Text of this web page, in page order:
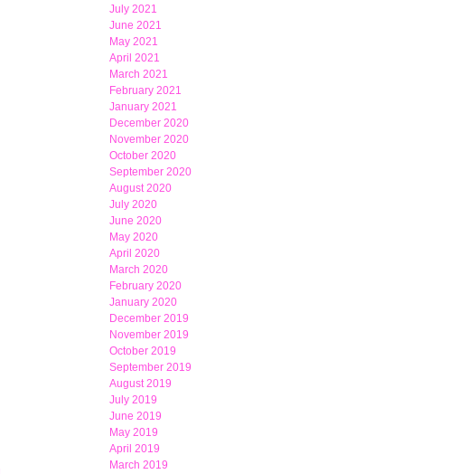
July 2021
June 2021
May 2021
April 2021
March 2021
February 2021
January 2021
December 2020
November 2020
October 2020
September 2020
August 2020
July 2020
June 2020
May 2020
April 2020
March 2020
February 2020
January 2020
December 2019
November 2019
October 2019
September 2019
August 2019
July 2019
June 2019
May 2019
April 2019
March 2019